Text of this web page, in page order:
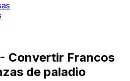
Convertir Francos
de paladio